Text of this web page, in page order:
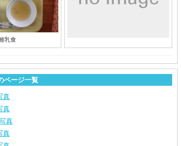
乳食
ページ一覧
真
真
真
真